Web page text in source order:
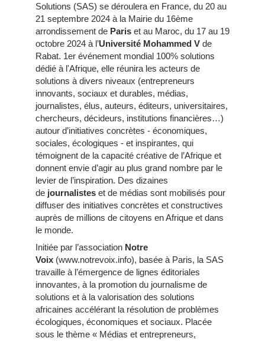
Solutions (SAS) se déroulera en France, du 20 au
21 septembre 2024 à la Mairie du 16ème
arrondissement de Paris et au Maroc, du 17 au 19
octobre 2024 à l’Université Mohammed V de
Rabat. 1er événement mondial 100% solutions
dédié à l'Afrique, elle réunira les acteurs de
solutions à divers niveaux (entrepreneurs
innovants, sociaux et durables, médias,
journalistes, élus, auteurs, éditeurs, universitaires,
chercheurs, décideurs, institutions financières…)
autour d’initiatives concrètes - économiques,
sociales, écologiques - et inspirantes, qui
témoignent de la capacité créative de l’Afrique et
donnent envie d’agir au plus grand nombre par le
levier de l’inspiration. Des dizaines
de journalistes et de médias sont mobilisés pour
diffuser des initiatives concrètes et constructives
auprès de millions de citoyens en Afrique et dans
le monde.
Initiée par l’association Notre
Voix (www.notrevoix.info), basée à Paris, la SAS
travaille à l’émergence de lignes éditoriales
innovantes, à la promotion du journalisme de
solutions et à la valorisation des solutions
africaines accélérant la résolution de problèmes
écologiques, économiques et sociaux. Placée
sous le thème « Médias et entrepreneurs,